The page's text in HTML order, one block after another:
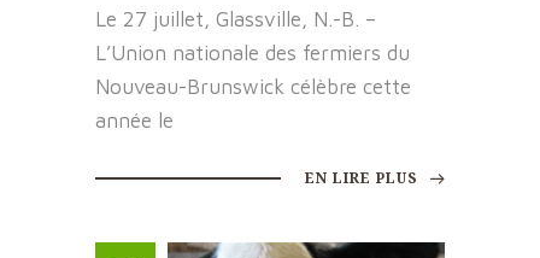
Le 27 juillet, Glassville, N.-B. –
L’Union nationale des fermiers du
Nouveau-Brunswick célèbre cette
année le
EN LIRE PLUS